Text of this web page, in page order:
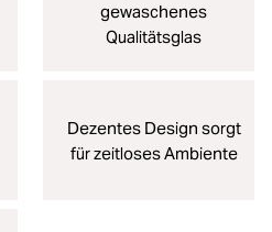
gewaschenes
Qualitätsglas
Dezentes Design sorgt
für zeitloses Ambiente